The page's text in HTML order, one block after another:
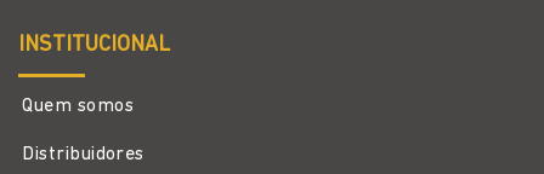
INSTITUCIONAL
Quem somos
Distribuidores